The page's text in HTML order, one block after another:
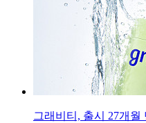
그래비티, 출시 27개월